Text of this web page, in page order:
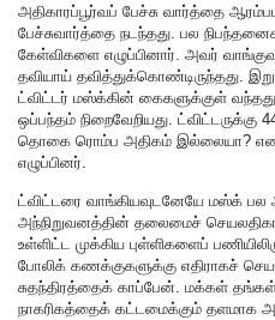
அதிகாரப்பூர்வப் பேச்சு வார்த்தை
பேச்சுவார்த்தை நடந்தது. பல
கேள்விகளை எழுப்பினார். அவர்
தவியாய் தவித்துக்கொண்டிருந்தது.
ட்விட்டர் மஸ்க்கின் கைகளுக்குள்
ஒப்பந்தம் நிறைவேறியது.
தொகை ரொம்ப அதிகம் இல்லையா?
எழுப்பினர்.
ட்விட்டரை வாங்கியவுடனேயே மஸ்க் பல
அந்நிறுவனத்தின் தலைமைச்
உள்ளிட்ட முக்கிய புள்ளிகளைப்
போலிக் கணக்குகளுக்கு எதிராகச்
சுதந்திரத்தைக் காப்பேன். மக்கள்
நாகரிகத்தைக் கட்டமைக்கும் தளமாக